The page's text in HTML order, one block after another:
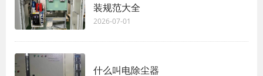
装规范大全
2026-07-01
什么叫电除尘器